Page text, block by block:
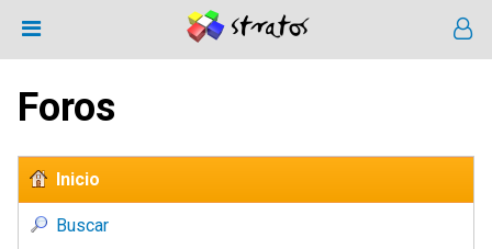
Foros
Inicio
Buscar